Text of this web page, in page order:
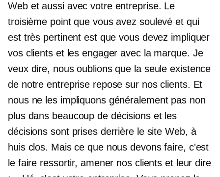
Web et aussi avec votre entreprise. Le
troisième point que vous avez soulevé et qui
est très pertinent est que vous devez impliquer
vos clients et les engager avec la marque. Je
veux dire, nous oublions que la seule existence
de notre entreprise repose sur nos clients. Et
nous ne les impliquons généralement pas non
plus dans beaucoup de décisions et les
décisions sont prises derrière le site Web, à
huis clos. Mais ce que nous devons faire, c'est
le faire ressortir, amener nos clients et leur dire